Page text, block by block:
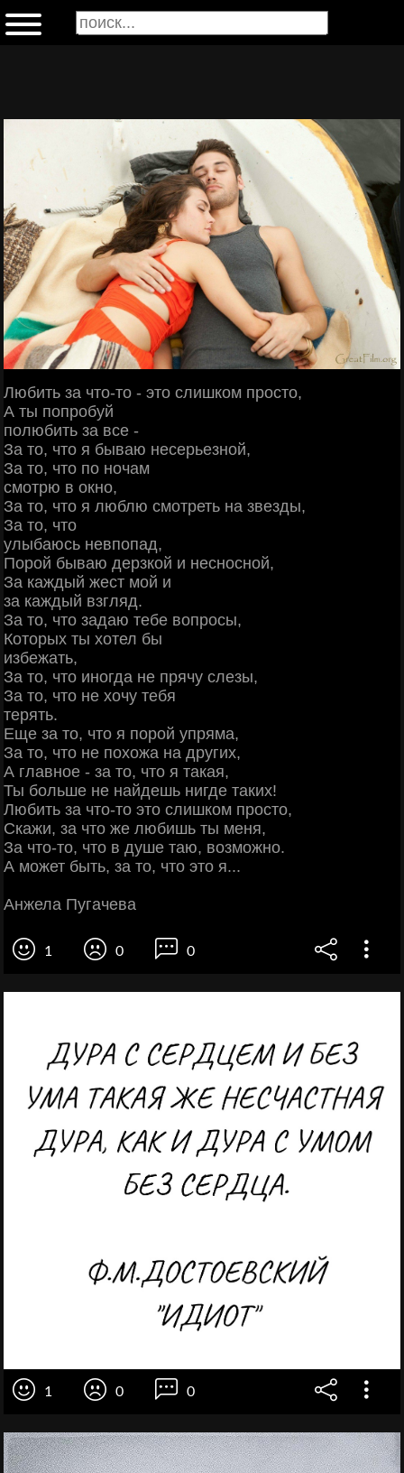
Любить за что-то - это слишком просто,
А ты попробуй
полюбить за все -
За то, что я бываю несерьезной,
За то, что по ночам
смотрю в окно,
За то, что я люблю смотреть на звезды,
За то, что
улыбаюсь невпопад,
Порой бываю дерзкой и несносной,
За каждый жест мой и
за каждый взгляд.
За то, что задаю тебе вопросы,
Которых ты хотел бы
избежать,
За то, что иногда не прячу слезы,
За то, что не хочу тебя
терять.
Еще за то, что я порой упряма,
За то, что не похожа на других,
А главное - за то, что я такая,
Ты больше не найдешь нигде таких!
Любить за что-то это слишком просто,
Скажи, за что же любишь ты меня,
За что-то, что в душе таю, возможно.
А может быть, за то, что это я...
Анжела Пугачева
1 0 0
1 0 0